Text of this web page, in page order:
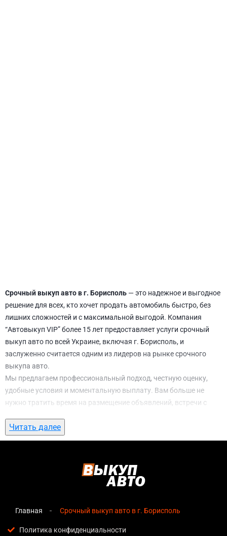
Срочный выкуп авто в г. Борисполь — это надежное и выгодное
решение для всех, кто хочет продать автомобиль быстро, без
лишних сложностей и с максимальной выгодой. Компания
“Автовыкуп VIP” более 15 лет предоставляет услуги срочный
выкуп авто по всей Украине, включая г. Борисполь, и
заслуженно считается одним из лидеров на рынке срочного
выкупа авто.
Мы предлагаем профессиональный подход, честную оценку,
удобные условия и моментальную выплату. Вам больше не
нужно тратить время на размещение объявлений, встречи с
ожидание. С нами вы можете
Бориспольвсего за 1 день.
срочный выкуп авто в г. Борисполь
озвучивается сразу после обращения, без скрытых
Прозрачные условия— все этапы сделки полностью
Читать далее
Главная Срочный выкуп авто в г. Борисполь
Политика конфиденциальности